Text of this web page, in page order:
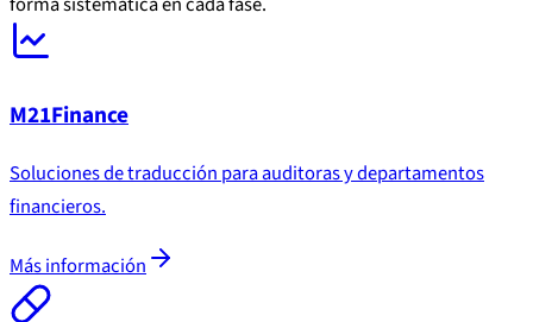
M21Finance
Soluciones de traducción para auditoras y departamentos
financieros.
Más información